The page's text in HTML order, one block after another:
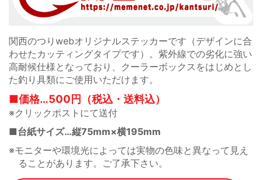
関西のつりwebオリジナルステッカーです（デザインに合
わせたカッティングタイプです）。紫外線での劣化に強い
高耐候仕様となっており、クーラーボックスをはじめとし
た釣り具類にご使用いただけます。
■価格…500円（税込・送料込）
※クリックポストにて送付
■台紙サイズ…縦75mm×横195mm
※モニターや環境光によっては実物の色味と異なって見え
ることがあります。ご了承下さい。